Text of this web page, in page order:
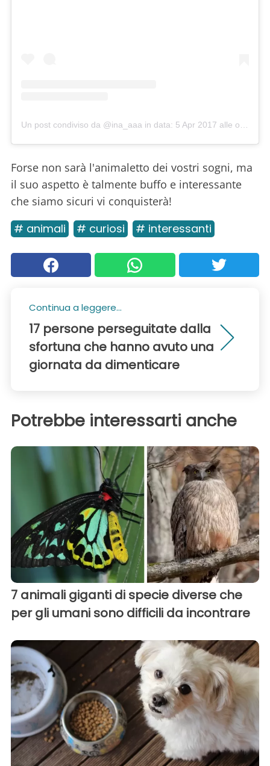
Un post condiviso da @ina_aaa in data: 5 Apr 2017 alle ore 12:55 PDT
Forse non sarà l'animaletto dei vostri sogni, ma
il suo aspetto è talmente buffo e interessante
che siamo sicuri vi conquisterà!
# animali # curiosi # interessanti
Continua a leggere...
17 persone perseguitate dalla
sfortuna che hanno avuto una
giornata da dimenticare
Potrebbe interessarti anche
7 animali giganti di specie diverse che
per gli umani sono difficili da incontrare